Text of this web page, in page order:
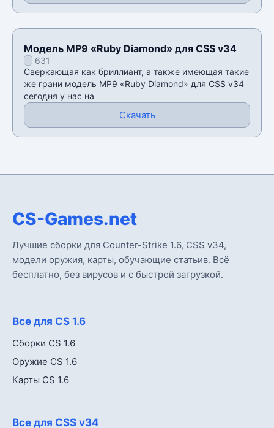
Модель MP9 «Ruby Diamond» для CSS v34
631
Сверкающая как бриллиант, а также имеющая такие
же грани модель MP9 «Ruby Diamond» для CSS v34
сегодня у нас на
Скачать
CS-Games.net
Лучшие сборки для Counter-Strike 1.6, CSS v34,
модели оружия, карты, обучающие статьив. Всё
бесплатно, без вирусов и с быстрой загрузкой.
Все для CS 1.6
Сборки CS 1.6
Оружие CS 1.6
Карты CS 1.6
Все для CSS v34